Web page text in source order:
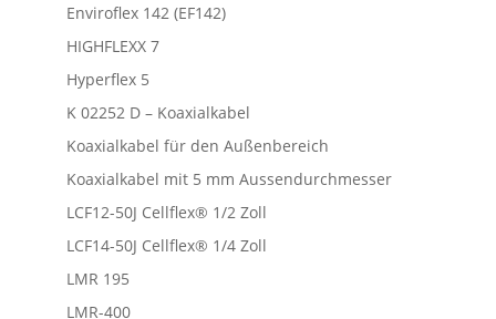
Enviroflex 142 (EF142)
HIGHFLEXX 7
Hyperflex 5
K 02252 D – Koaxialkabel
Koaxialkabel für den Außenbereich
Koaxialkabel mit 5 mm Aussendurchmesser
LCF12-50J Cellflex® 1/2 Zoll
LCF14-50J Cellflex® 1/4 Zoll
LMR 195
LMR-400